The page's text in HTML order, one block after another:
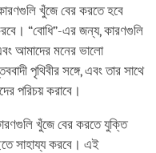
খুঁজে বের করতে হবে
“বোধি”-এর জন্য, কারণগুলি
আমাদের মনের ভালো
পৃথিবীর সঙ্গে, এবং তার সাথে
পরিচয় করাবে।
খুঁজে বের করতে যুক্তি
সাহায্য করবে। এই